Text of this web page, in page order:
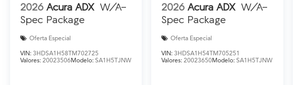
2026 Acura ADX W/A-
Spec Package
Oferta Especial
VIN: 3HDSA1H58TM702725
Valores: 20023506Modelo: SA1H5TJNW
2026 Acura ADX W/A-
Spec Package
Oferta Especial
VIN:3HDSA1H54TM705251
Valores: 20023650Modelo:SA1H5TJNW